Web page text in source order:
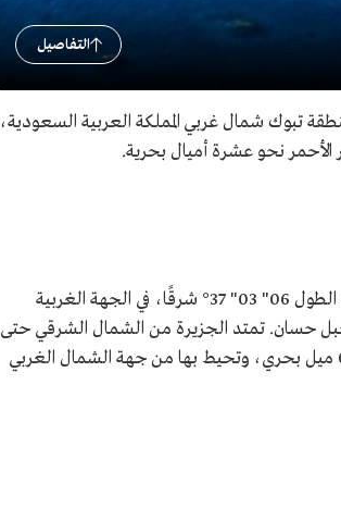
التفاصيل
تبوك شمال غربي المملكة العربية السعودية،
تقع جزيرة لبنة عند تقاطع دائرة العرض 22" 58" 24° شمالًا مع خط الطول 06" 03" 37° شرقًا، في الجهة الغربية
حسان. تمتد الجزيرة من الشمال الشرقي حتى
جهة الجنوب الغربي، ويفصل بينها وبين جزيرة جبل حسان نحو 0.8 ميل بحري، وتحيط بها من جهة الشمال الغربي